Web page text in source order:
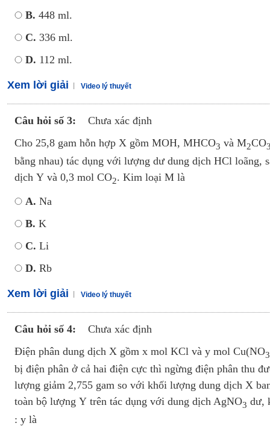
B. 448 ml.
C. 336 ml.
D. 112 ml.
Xem lời giải Video lý thuyết
Câu hỏi số 3:
Chưa xác định
Cho 25,8 gam hỗn hợp X gồm MOH, MHCO3 và M2CO
bằng nhau) tác dụng với lượng dư dung dịch HCl loãng,
dịch Y và 0,3 mol CO2. Kim loại M là
A. Na
B. K
C. Li
D. Rb
Xem lời giải Video lý thuyết
Câu hỏi số 4:
Chưa xác định
Điện phân dung dịch X gồm x mol KCl và y mol Cu(NO3
bị điện phân ở cả hai điện cực thì ngừng điện phân thu
lượng giảm 2,755 gam so với khối lượng dung dịch X
toàn bộ lượng Y trên tác dụng với dung dịch AgNO3 dư,
: y là